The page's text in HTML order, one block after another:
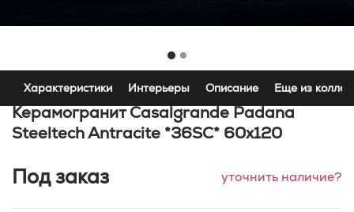
Характеристики Интерьеры Описание Еще из
Керамогранит Casalgrande Padana
Steeltech Antracite *36SC* 60x120
Под заказ уточнить наличие?